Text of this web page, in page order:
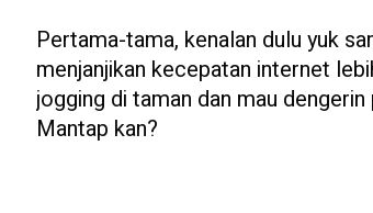
Pertama-tama, kenalan dulu yuk
menjanjikan kecepatan internet
jogging di taman dan mau
Mantap kan?